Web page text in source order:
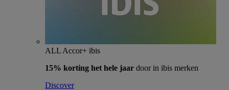
ALL Accor+ ibis
15% korting het hele jaar door in ibis merken
Discover